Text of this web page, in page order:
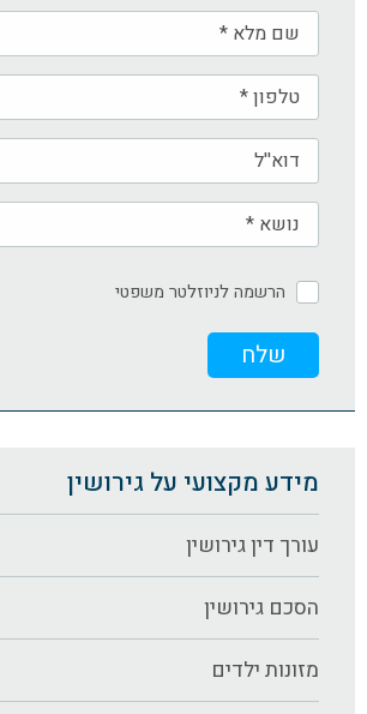
הרשמה לניוזלטר משפטי
מידע מקצועי על גירושין
עורך דין גירושין
הסכם גירושין
מזונות ילדים